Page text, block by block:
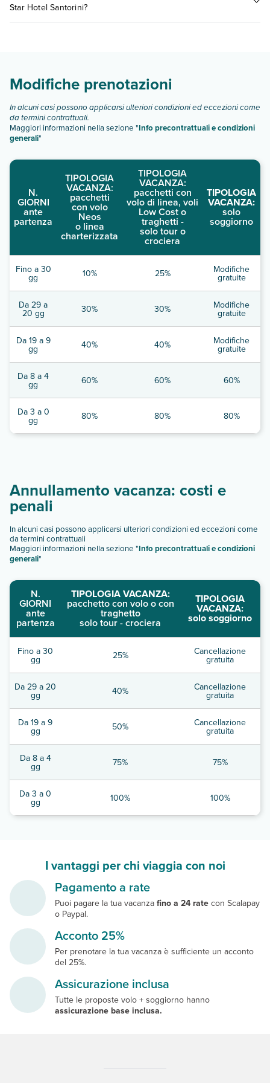
anni soggiorna gratuitamente nella camera dei genitori o
consultare i prezzi, compila il motore di ricerca e scegli
Star Hotel Santorini?
Modifiche prenotazioni
In alcuni casi possono applicarsi ulteriori condizioni ed eccezioni come
da termini contrattuali.
Maggiori informazioni nella sezione "Info precontrattuali e condizioni
generali"
N.
GIORNI
ante
partenza
TIPOLOGIA
VACANZA:
pacchetti
con volo
Neos
o linea
charterizzata
TIPOLOGIA
VACANZA:
pacchetti con
volo di linea, voli
Low Cost o
traghetti -
solo tour o
crociera
TIPOLOGIA
VACANZA:
solo
soggiorno
Fino a 30
gg 10% 25% Modifiche
gratuite
Da 29 a
20 gg 30% 30% Modifiche
gratuite
Da 19 a 9
gg 40% 40% Modifiche
gratuite
Da 8 a 4
gg 60% 60% 60%
Da 3 a 0
gg 80% 80% 80%
Annullamento vacanza: costi e
penali
In alcuni casi possono applicarsi ulteriori condizioni ed eccezioni come
da termini contrattuali
Maggiori informazioni nella sezione "Info precontrattuali e condizioni
generali"
N.
GIORNI
ante
partenza
TIPOLOGIA VACANZA:
pacchetto con volo o con
traghetto
solo tour - crociera
TIPOLOGIA
VACANZA:
solo soggiorno
Fino a 30
gg 25% Cancellazione
gratuita
Da 29 a 20
gg 40% Cancellazione
gratuita
Da 19 a 9
gg 50% Cancellazione
gratuita
Da 8 a 4
gg 75% 75%
Da 3 a 0
gg 100% 100%
I vantaggi per chi viaggia con noi
Pagamento a rate
Puoi pagare la tua vacanza fino a 24 rate con Scalapay
o Paypal.
Acconto 25%
Per prenotare la tua vacanza è sufficiente un acconto
del 25%.
Assicurazione inclusa
Tutte le proposte volo + soggiorno hanno
assicurazione base inclusa.